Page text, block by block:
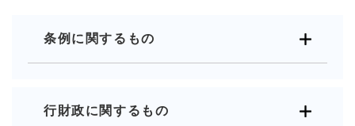
条例に関するもの
行財政に関するもの